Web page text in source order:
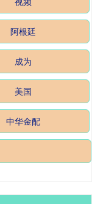
阿根廷
成为
美国
中华金配